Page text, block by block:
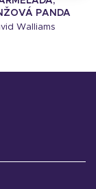
PANDA
Walliams